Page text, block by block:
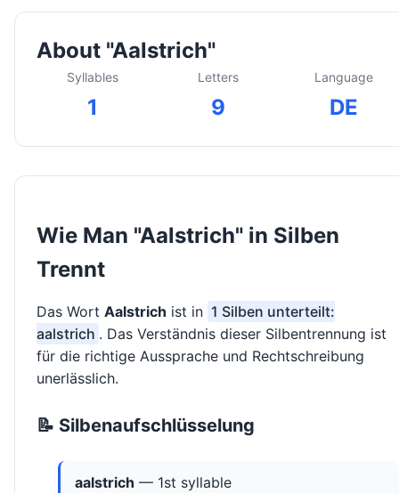
About "Aalstrich"
Syllables
1
Letters
9
Language
DE
Wie Man "Aalstrich" in Silben
Trennt
Das Wort Aalstrich ist in 1 Silben unterteilt:
aalstrich . Das Verständnis dieser Silbentrennung ist
für die richtige Aussprache und Rechtschreibung
unerlässlich.
📝 Silbenaufschlüsselung
aalstrich — 1st syllable